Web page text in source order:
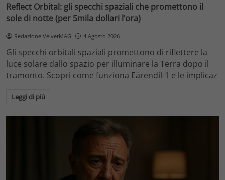
Reflect Orbital: gli specchi spaziali che promettono il
sole di notte (per 5mila dollari l’ora)
Redazione VelvetMAG 4 Agosto 2026
Gli specchi orbitali spaziali promettono di riflettere la
luce solare dallo spazio per illuminare la Terra dopo il
tramonto. Scopri come funziona Eärendil-1 e le implicaz
Leggi di più